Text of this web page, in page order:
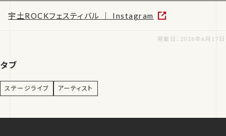
宇土ROCKフェスティバル ｜ Instagram
掲載日：2026年6月17日
タブ
ステージライブ アーティスト